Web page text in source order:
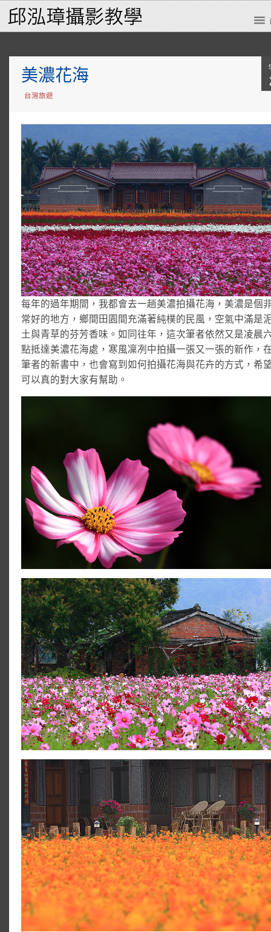
美濃花海
台灣旅遊
每年的過年期間，我都會去一趟美濃拍攝花海，美濃是個
常好的地方，鄉間田園間充滿著純樸的民風，空氣中滿是
土與青草的芬芳香味。如同往年，這次筆者依然又是凌晨
點抵達美濃花海處，寒風凜冽中拍攝一張又一張的新作，
筆者的新書中，也會寫到如何拍攝花海與花卉的方式，希
可以真的對大家有幫助。